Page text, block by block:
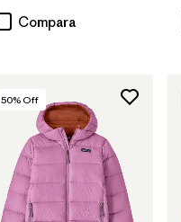
Compara
50% Off